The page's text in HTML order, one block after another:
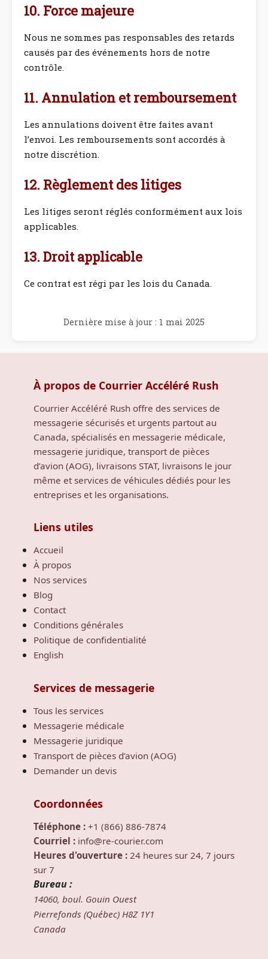
10. Force majeure
Nous ne sommes pas responsables des retards
causés par des événements hors de notre
contrôle.
11. Annulation et remboursement
Les annulations doivent être faites avant
l’envoi. Les remboursements sont accordés à
notre discrétion.
12. Règlement des litiges
Les litiges seront réglés conformément aux lois
applicables.
13. Droit applicable
Ce contrat est régi par les lois du Canada.
Dernière mise à jour : 1 mai 2025
À propos de Courrier Accéléré Rush
Courrier Accéléré Rush offre des services de
messagerie sécurisés et urgents partout au
Canada, spécialisés en messagerie médicale,
messagerie juridique, transport de pièces
d’avion (AOG), livraisons STAT, livraisons le jour
même et services de véhicules dédiés pour les
entreprises et les organisations.
Liens utiles
Accueil
À propos
Nos services
Blog
Contact
Conditions générales
Politique de confidentialité
English
Services de messagerie
Tous les services
Messagerie médicale
Messagerie juridique
Transport de pièces d’avion (AOG)
Demander un devis
Coordonnées
Téléphone : +1 (866) 886-7874
Courriel : info@re-courier.com
Heures d'ouverture :24 heures sur 24, 7 jours
sur 7
Bureau :
14060, boul. Gouin Ouest
Pierrefonds (Québec) H8Z 1Y1
Canada